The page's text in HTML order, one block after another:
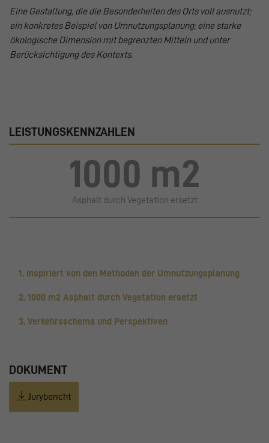
Eine Gestaltung, die die Besonderheiten des Orts voll ausnutzt;
ein konkretes Beispiel von Umnutzungsplanung; eine starke
ökologische Dimension mit begrenzten Mitteln und unter
Berücksichtigung des Kontexts.
LEISTUNGSKENNZAHLEN
1000 m2
Asphalt durch Vegetation ersetzt
1. Inspiriert von den Methoden der Umnutzungsplanung
2. 1000 m2 Asphalt durch Vegetation ersetzt
3. Verkehrsschema und Perspektiven
DOKUMENT
Jurybericht